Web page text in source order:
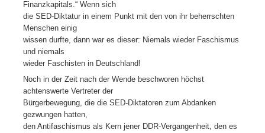
Finanzkapitals.“ Wenn sich
die SED-Diktatur in einem Punkt mit den von ihr beherrschten
Menschen einig
wissen durfte, dann war es dieser: Niemals wieder Faschismus
und niemals
wieder Faschisten in Deutschland!
Noch in der Zeit nach der Wende beschworen höchst
achtenswerte Vertreter der
Bürgerbewegung, die die SED-Diktatoren zum Abdanken
gezwungen hatten,
den Antifaschismus als Kern jener DDR-Vergangenheit, den es